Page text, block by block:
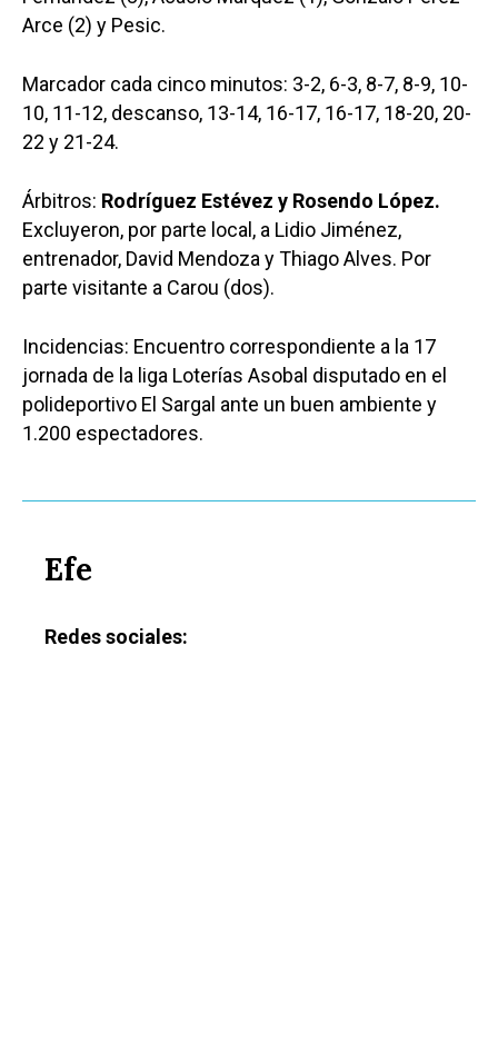
Arce (2) y Pesic.
Marcador cada cinco minutos: 3-2, 6-3, 8-7, 8-9, 10-
10, 11-12, descanso, 13-14, 16-17, 16-17, 18-20, 20-
22 y 21-24.
Árbitros: Rodríguez Estévez y Rosendo López.
Excluyeron, por parte local, a Lidio Jiménez,
entrenador, David Mendoza y Thiago Alves. Por
parte visitante a Carou (dos).
Incidencias: Encuentro correspondiente a la 17
jornada de la liga Loterías Asobal disputado en el
polideportivo El Sargal ante un buen ambiente y
1.200 espectadores.
Efe
Redes sociales: